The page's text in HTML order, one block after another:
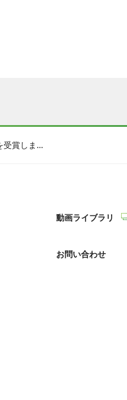
「ウーマンエンパワー賛同企業アワード」で大賞を受賞しました
動画ライブラリ
お問い合わせ